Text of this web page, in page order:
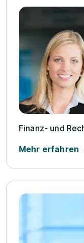
Finanz- und
Mehr erfahren